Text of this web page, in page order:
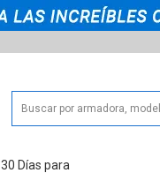
30 Días para